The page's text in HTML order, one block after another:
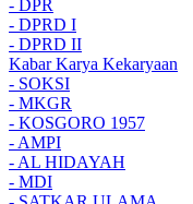
- DPR
- DPRD I
- DPRD II
Kabar Karya Kekaryaan
- SOKSI
- MKGR
- KOSGORO 1957
- AMPI
- AL HIDAYAH
- MDI